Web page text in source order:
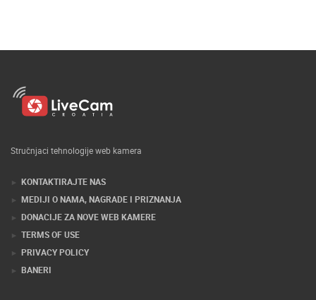
Stručnjaci tehnologije web kamera
KONTAKTIRAJTE NAS
MEDIJI O NAMA, NAGRADE I PRIZNANJA
DONACIJE ZA NOVE WEB KAMERE
TERMS OF USE
PRIVACY POLICY
BANERI